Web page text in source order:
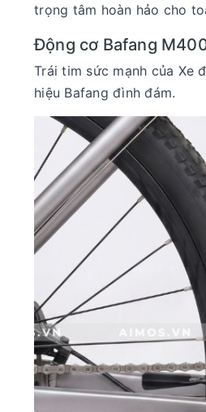
trọng tâm hoàn hảo cho
Động cơ Bafang
Trái tim sức mạnh của Xe
hiệu Bafang đình đám.